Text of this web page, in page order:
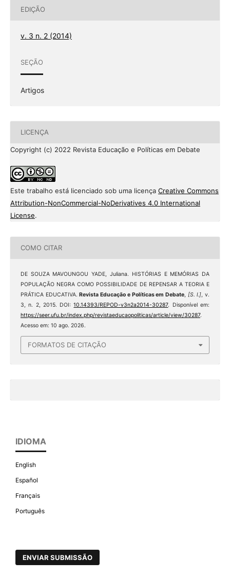
EDIÇÃO
v. 3 n. 2 (2014)
SEÇÃO
Artigos
LICENÇA
Copyright (c) 2022 Revista Educação e Políticas em Debate
Este trabalho está licenciado sob uma licença Creative Commons
Attribution-NonCommercial-NoDerivatives 4.0 International
License.
COMO CITAR
DE SOUZA MAVOUNGOU YADE, Juliana. HISTÓRIAS E MEMÓRIAS DA
POPULAÇÃO NEGRA COMO POSSIBILIDADE DE REPENSAR A TEORIA E
PRÁTICA EDUCATIVA.Revista Educação e Políticas em Debate, [S. l.], v.
3, n. 2, 2015. DOI:10.14393/REPOD-v3n2a2014-30287. Disponível em:
https://seer.ufu.br/index.php/revistaeducaopoliticas/article/view/30287.
Acesso em: 10 ago. 2026.
FORMATOS DE CITAÇÃO
IDIOMA
English
Español
Français
Português
ENVIAR SUBMISSÃO